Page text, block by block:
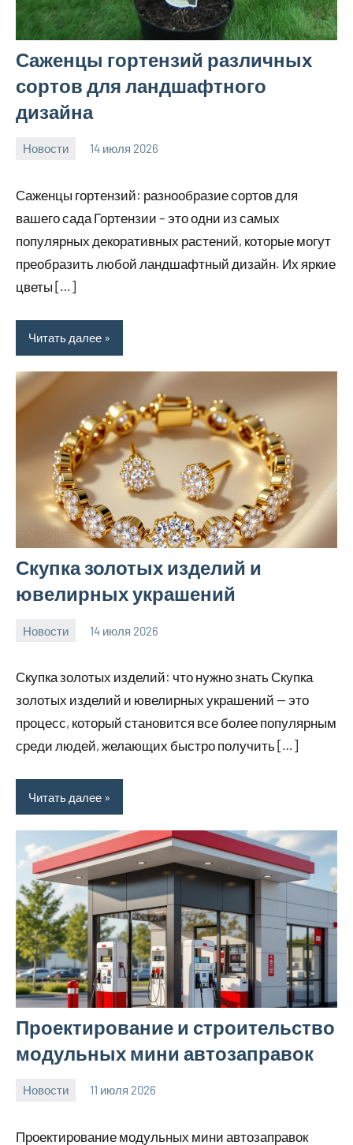
Саженцы гортензий различных
сортов для ландшафтного
дизайна
Новости 14 июля 2026
Саженцы гортензий: разнообразие сортов для
вашего сада Гортензии – это одни из самых
популярных декоративных растений, которые могут
преобразить любой ландшафтный дизайн. Их яркие
цветы […]
Читать далее
Скупка золотых изделий и
ювелирных украшений
Новости 14 июля 2026
Скупка золотых изделий: что нужно знать Скупка
золотых изделий и ювелирных украшений — это
процесс, который становится все более популярным
среди людей, желающих быстро получить […]
Читать далее
Проектирование и строительство
модульных мини автозаправок
Новости 11 июля 2026
Проектирование модульных мини автозаправок